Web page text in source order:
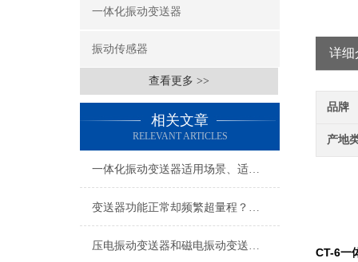
一体化振动变送器
振动传感器
查看更多 >>
相关文章
RELEVANT ARTICLES
一体化振动变送器适用场景、适用设备及安装位置详解
变送器功能正常却频繁超量程？电机现场振动问题深度排查指南
压电振动变送器和磁电振动变送器在使用上的区别
详细
品牌
产地
CT-6一